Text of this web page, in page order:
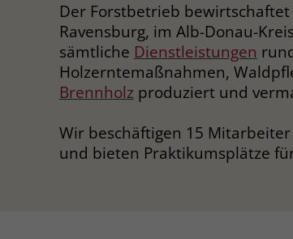
Der Forstbetrieb
Ravensburg, im Alb-Donau-
sämtliche Dienstleistungen
Holzerntemaßnahmen,
Brennholz produziert und
Wir beschäftigen 15
und bieten Praktikumsplätze